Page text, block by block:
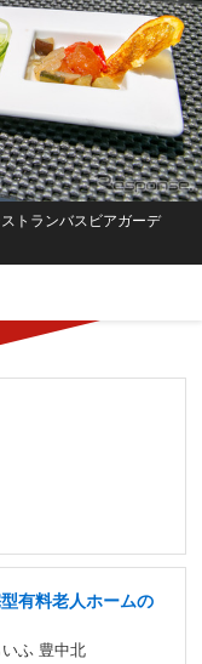
トランバスビアガーデ
有料老人ホームの
ふ 豊中北